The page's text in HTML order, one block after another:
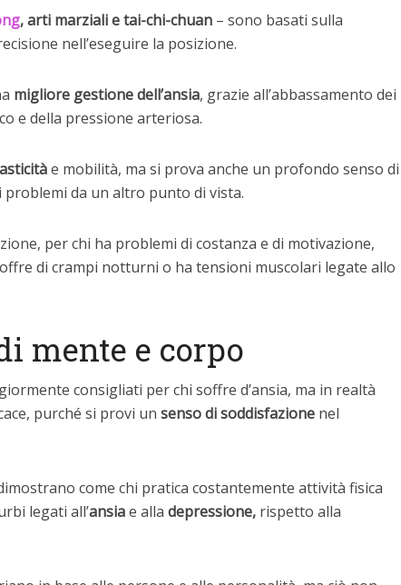
, arti marziali e tai-chi-chuan – sono basati sulla
nell’eseguire la posizione.
migliore gestione dell’ansia, grazie all’abbassamento dei
e della pressione arteriosa.
e mobilità, ma si prova anche un profondo senso di
problemi da un altro punto di vista.
per chi ha problemi di costanza e di motivazione,
di crampi notturni o ha tensioni muscolari legate allo
mente e corpo
consigliati per chi soffre d’ansia, ma in realtà
purché si provi un senso di soddisfazione nel
come chi pratica costantemente attività fisica
legati all’ansiae alla depressione, rispetto alla